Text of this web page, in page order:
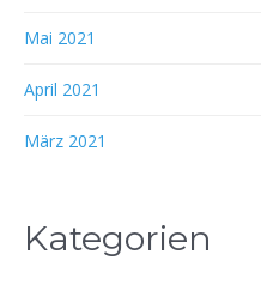
Mai 2021
April 2021
März 2021
Kategorien